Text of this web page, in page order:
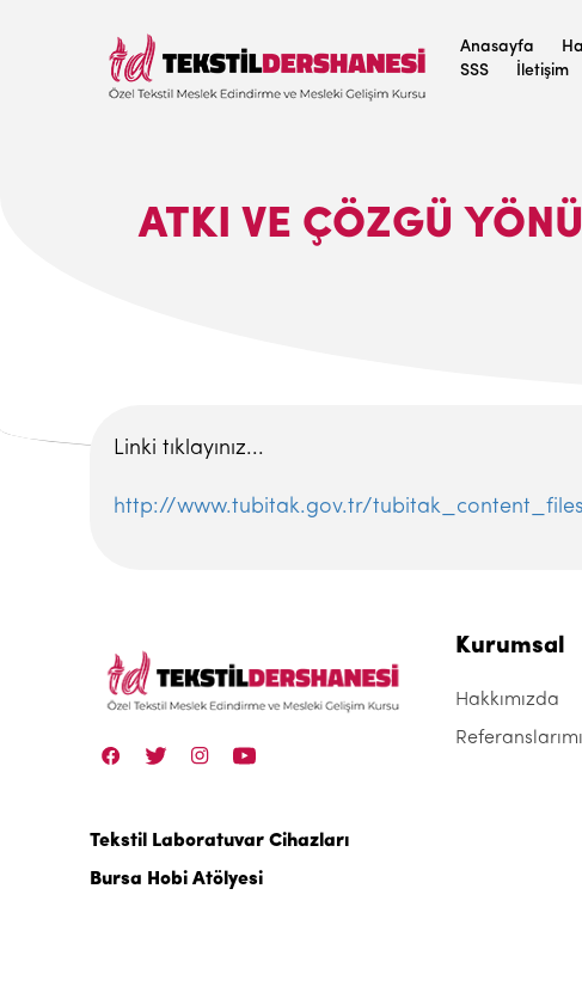
Anasayfa
SSS
İletişim
ATKI VE ÇÖZGÜ
Linki tıklayınız...
http://www.tubitak.gov.tr/
Tekstil Laboratuvar Cihazları
Bursa Hobi Atölyesi
Kurumsal
Hakkımızda